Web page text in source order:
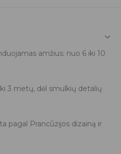
amžius: nuo 6 iki 10
3 metų, dėl smulkių detalių
pagal Prancūzijos dizainą ir